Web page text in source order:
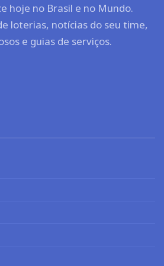
hoje no Brasil e no Mundo.
loterias, notícias do seu time,
e guias de serviços.